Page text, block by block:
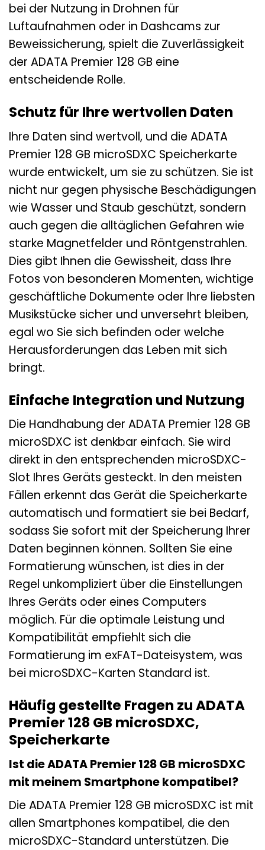
bei der Nutzung in Drohnen für
Luftaufnahmen oder in Dashcams zur
Beweissicherung, spielt die Zuverlässigkeit
der ADATA Premier 128 GB eine
entscheidende Rolle.
Schutz für Ihre wertvollen Daten
Ihre Daten sind wertvoll, und die ADATA
Premier 128 GB microSDXC Speicherkarte
wurde entwickelt, um sie zu schützen. Sie ist
nicht nur gegen physische Beschädigungen
wie Wasser und Staub geschützt, sondern
auch gegen die alltäglichen Gefahren wie
starke Magnetfelder und Röntgenstrahlen.
Dies gibt Ihnen die Gewissheit, dass Ihre
Fotos von besonderen Momenten, wichtige
geschäftliche Dokumente oder Ihre liebsten
Musikstücke sicher und unversehrt bleiben,
egal wo Sie sich befinden oder welche
Herausforderungen das Leben mit sich
bringt.
Einfache Integration und Nutzung
Die Handhabung der ADATA Premier 128 GB
microSDXC ist denkbar einfach. Sie wird
direkt in den entsprechenden microSDXC-
Slot Ihres Geräts gesteckt. In den meisten
Fällen erkennt das Gerät die Speicherkarte
automatisch und formatiert sie bei Bedarf,
sodass Sie sofort mit der Speicherung Ihrer
Daten beginnen können. Sollten Sie eine
Formatierung wünschen, ist dies in der
Regel unkompliziert über die Einstellungen
Ihres Geräts oder eines Computers
möglich. Für die optimale Leistung und
Kompatibilität empfiehlt sich die
Formatierung im exFAT-Dateisystem, was
bei microSDXC-Karten Standard ist.
Häufig gestellte Fragen zu ADATA
Premier 128 GB microSDXC,
Speicherkarte
Ist die ADATA Premier 128 GB microSDXC
mit meinem Smartphone kompatibel?
Die ADATA Premier 128 GB microSDXC ist mit
allen Smartphones kompatibel, die den
microSDXC-Standard unterstützen. Die